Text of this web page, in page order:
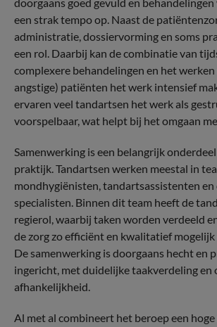
een strak tempo op. Naast de
administratie, dossiervorming en soms
een rol. Daarbij kan de combinatie van
complexere behandelingen en het werken
angstige) patiënten het werk intensief
ervaren veel tandartsen het werk als
voorspelbaar, wat helpt bij het omgaan
Samenwerking is een belangrijk
praktijk. Tandartsen werken meestal in
mondhygiënisten, tandartsassistenten
specialisten. Binnen dit team heeft de
regierol, waarbij taken worden verdeeld
de zorg zo efficiënt en kwalitatief
De samenwerking is doorgaans hecht en
ingericht, met duidelijke taakverdeling en
afhankelijkheid.
Al met al combineert het beroep een hoge